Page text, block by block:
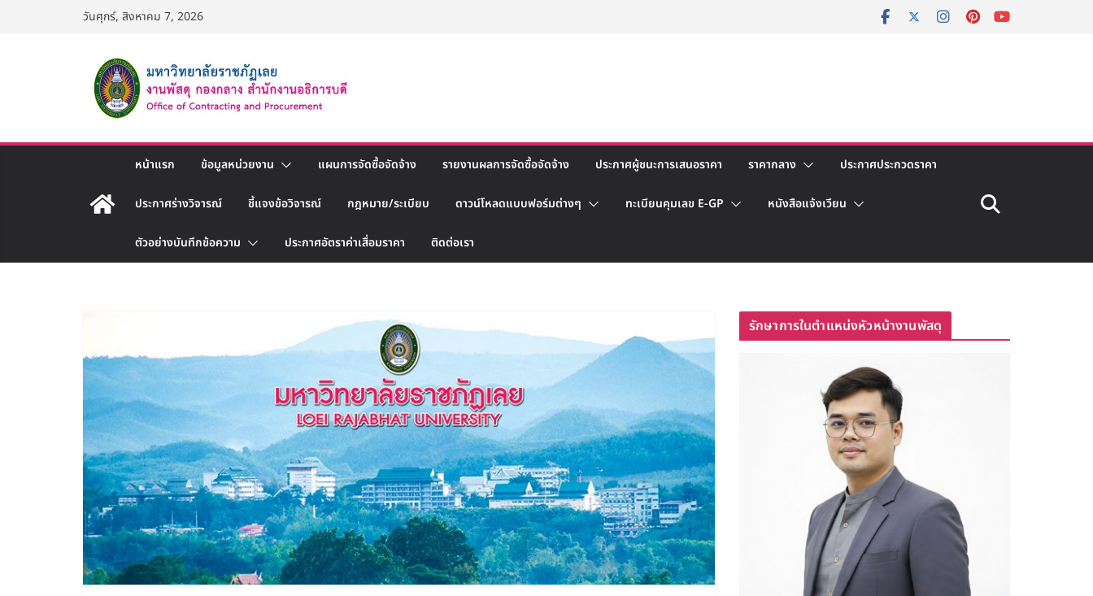
วันศุกร์, สิงหาคม 7, 2026
หน้าแรก ข้อมูลหน่วยงาน แผนการจัดซื้อจัดจ้าง รายงานผลการจัดซื้อจัดจ้าง ประกาศผู้ชนะการเสนอราคา ราคากลาง ประกาศประกวดราคา
ประกาศร่างวิจารณ์ ชี้แจงข้อวิจารณ์ กฎหมาย/ระเบียบ ดาวน์โหลดแบบฟอร์มต่างๆ ทะเบียนคุมเลข E-GP หนังสือแจ้งเวียน
ตัวอย่างบันทึกข้อความ ประกาศอัตราค่าเสื่อมราคา ติดต่อเรา
รักษาการในตำแหน่งหัวหน้างานพัสดุ